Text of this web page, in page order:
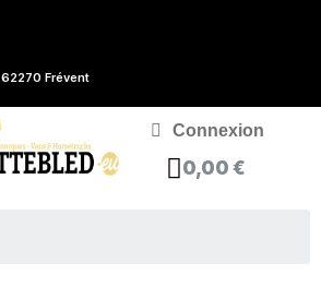
Frévent
Connexion
0,00 €